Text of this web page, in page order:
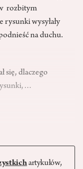
rozbitym
wysyłały
na duchu.
się, dlaczego
artykułów,